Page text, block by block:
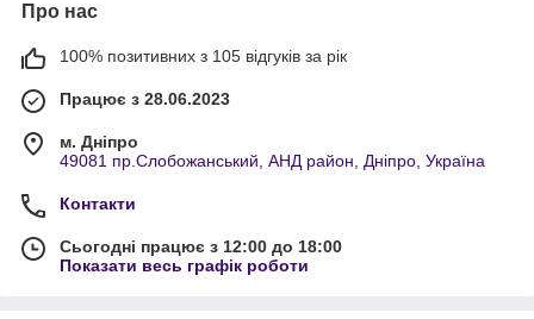
Про нас
100% позитивних з 105 відгуків за рік
Працює з 28.06.2023
м. Дніпро
49081 пр.Слобожанський, АНД район, Дніпро, Україна
Контакти
Сьогодні працює з 12:00 до 18:00
Показати весь графік роботи